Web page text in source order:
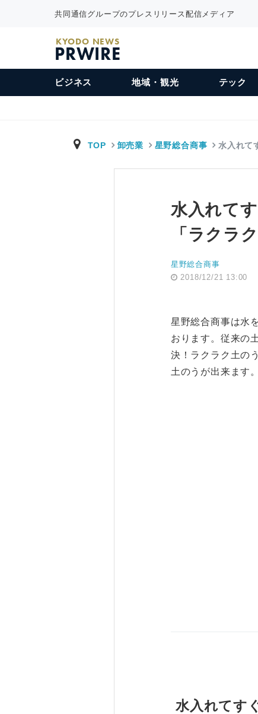
共同通信グループのプレスリリース配信メディア
KYODO NEWS
PRWIRE
ビジネス 地域・観光 テック
TOP 卸売業 星野総合商事 水入れ
水入れて
「ラクラ
星野総合商事
2018/12/21 13:00
星野総合商事は水
おります。従来の
決！ラクラク土の
土のうが出来ます。
水入れてす